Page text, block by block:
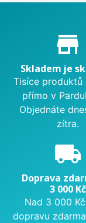
Proč store_mall_directory
Skladem je
Tisíce produktů
přímo v
Objednáte
zítra.
local_shipping
Doprava
3 000 Kč
Nad 3 000
dopravu